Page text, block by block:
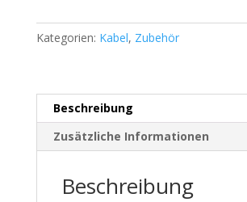
Kategorien: Kabel, Zubehör
Beschreibung
Zusätzliche Informationen
Beschreibung